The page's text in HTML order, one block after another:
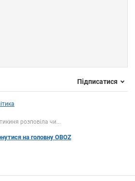
Підписатися
розповіла чи...
на головну OBOZ